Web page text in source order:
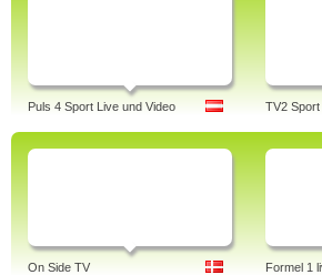
Puls 4 Sport Live und Video TV2 Sport
On Side TV Formel 1